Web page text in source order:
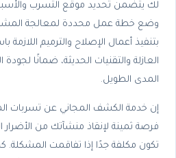
لك يتضمن تحديد موقع التسرب
وضع خطة عمل محددة لمعالجة
بتنفيذ أعمال الإصلاح والترميم اللازمة
العازلة والتقنيات الحديثة، ضمانًا
المدى الطويل.
إن خدمة الكشف المجاني عن تسربات
فرصة ثمينة لإنقاذ منشآتك من الأضرار
تكون مكلفة جدًا إذا تفاقمت المشكلة.